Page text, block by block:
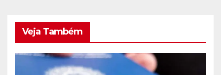
Veja Também